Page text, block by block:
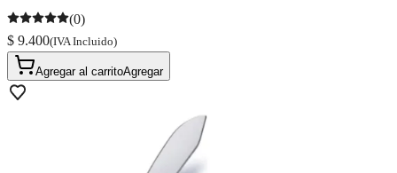
(0)
$ 9.400(IVA Incluido)
Agregar al carritoAgregar